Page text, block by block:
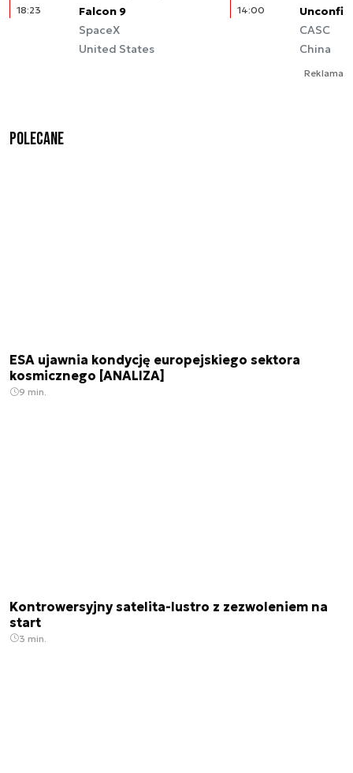
18:23
Falcon 9
SpaceX
United States
14:00
CASC
China
Reklama
Polecane
ESA ujawnia kondycję europejskiego sektora
kosmicznego [ANALIZA]
9 min.
Kontrowersyjny satelita-lustro z zezwoleniem na
start
3 min.